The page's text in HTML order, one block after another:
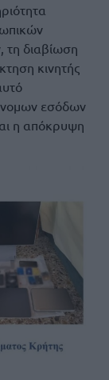
τη διαβίωση
κινητής
εσόδων
η απόκρυψη